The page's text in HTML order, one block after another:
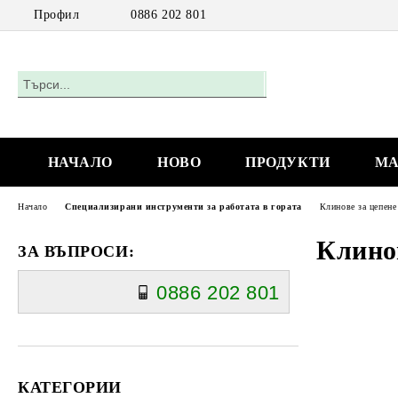
Профил 0886 202 801
НАЧАЛО НОВО ПРОДУКТИ
ЗА ВЪПРОСИ:
0886 202 801
КАТЕГОРИИ
Начало Специализирани инструменти за работата в гората Клинове за